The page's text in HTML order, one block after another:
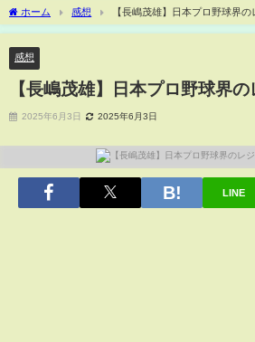
ホーム 感想 【長嶋茂雄】日本プロ野球界
感想
【長嶋茂雄】日本プロ野球界
2025年6月3日 2025年6月3日
LINE